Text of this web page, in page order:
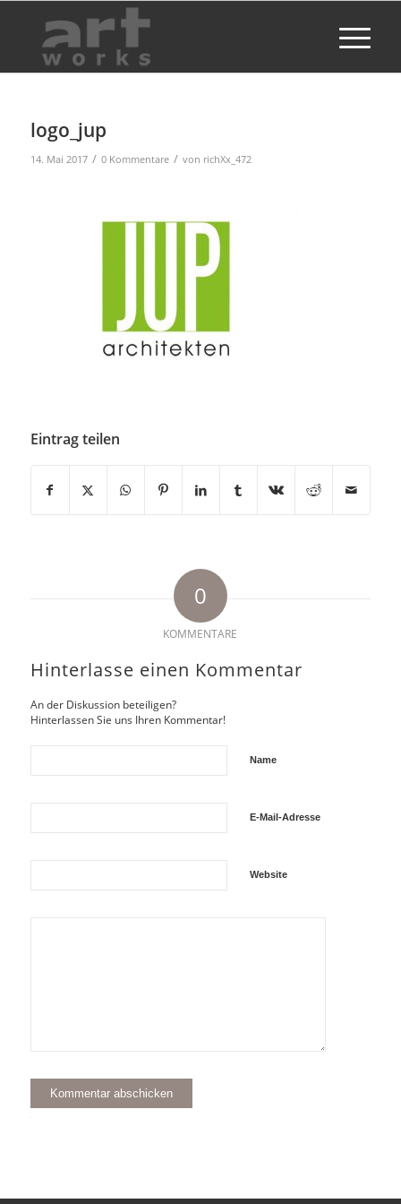
logo_jup
14. Mai 2017 / 0 Kommentare / von richXx_472
Eintrag teilen
0
KOMMENTARE
Hinterlasse einen Kommentar
An der Diskussion beteiligen?
Hinterlassen Sie uns Ihren Kommentar!
Name
E-Mail-Adresse
Website